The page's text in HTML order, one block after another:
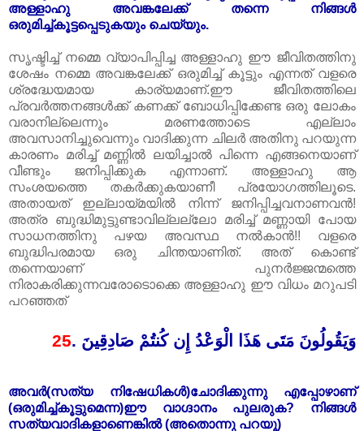
അള്ളാഹു അവങ്കലേക്ക് തന്നെ നിങ്ങൾ
ഒരുമിച്ച്കൂട്ടപ്പെടുകയും ചെയ്യും.
സൃ‌ഷ്ടിച്ച് നമ്മെ വ്യാപിപ്പിച്ച അള്ളാഹു ഈ ജീവിതത്തിനു
ശേഷം നമ്മെ അവങ്കലേക്ക് ഒരുമിച്ച് കൂട്ടും എന്നത് വളരെ
ശ്രദ്ധേയമായ കാര്യമാണ്.ഈ ജീവിതത്തിലെ
പ്രവർത്തനങ്ങൾക്ക് കണക്ക് ബോധിപ്പിക്കേണ്ട ഒരു ലോകം
വരാനില്ലെന്നും മരണത്തോടെ എല്ലാം
അവസാനിച്ചുവെന്നും വാദിക്കുന്ന ചിലർ അതിനു പറയുന്ന
കാരണം മരിച്ച് മണ്ണിൽ ലയിച്ചാൽ പിന്നെ എങ്ങനെയാണ്
വീണ്ടും ജനിപ്പിക്കുക എന്നാണ്. അള്ളാ‍ഹു ആ
സംശയത്തെ തകർക്കുകയാണീ പ്രയോഗത്തിലൂടെ.
അതായത് ഇല്ലായ്മയിൽ നിന്ന് ജനിപ്പിച്ചവനാണവൻ!
അത്ര ബുദ്ധിമുട്ടുണ്ടാവില്ലല്ലോ മരിച്ച് മണ്ണായി പോയ
സാധനത്തിനു പഴയ അവസ്ഥ നൽകാൻ!! വളരെ
ബുദ്ധിപരമായ ഒരു ചിന്തയാണിത്. അത് കൊണ്ട്
തന്നെയാണ് പുനർജ്ജന്മത്തെ
നിരാകരിക്കുന്നവരോടൊക്കെ അള്ളാ‍ഹു ഈ വിധം മറുപടി
പറഞ്ഞത്
25. وَيَقُولُونَ مَتَى هَذَا الْوَعْدُ إِن كُنتُمْ صَادِقِينَ
അവർ(സത്യ നിഷേധികൾ)ചോദിക്കുന്നു എപ്പോഴാണ്‌
(ഒരുമിച്ച്കൂട്ടുമെന്ന)ഈ വാഗ്ദാനം പുലരുക? നിങ്ങൾ
സത്യവാദികളാണെങ്കിൽ (അതൊന്നു പറയൂ)